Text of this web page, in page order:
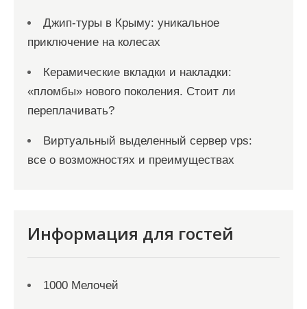
Джип-туры в Крыму: уникальное
приключение на колесах
Керамические вкладки и накладки:
«пломбы» нового поколения. Стоит ли
переплачивать?
Виртуальный выделенный сервер vps:
все о возможностях и преимуществах
Информация для гостей
1000 Мелочей